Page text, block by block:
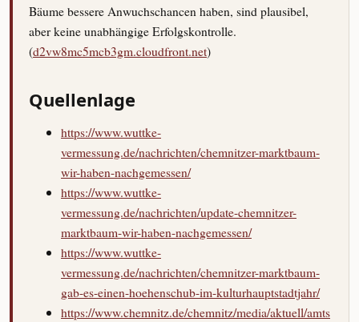
Bäume bessere Anwuchschancen haben, sind plausibel,
aber keine unabhängige Erfolgskontrolle.
(d2vw8mc5mcb3gm.cloudfront.net)
Quellenlage
https://www.wuttke-
vermessung.de/nachrichten/chemnitzer-marktbaum-
wir-haben-nachgemessen/
https://www.wuttke-
vermessung.de/nachrichten/update-chemnitzer-
marktbaum-wir-haben-nachgemessen/
https://www.wuttke-
vermessung.de/nachrichten/chemnitzer-marktbaum-
gab-es-einen-hoehenschub-im-kulturhauptstadtjahr/
https://www.chemnitz.de/chemnitz/media/aktuell/amts